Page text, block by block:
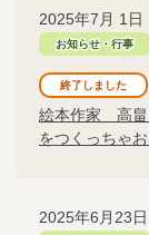
2025年7月 1日
お知らせ・行事
絵本作家 高畠
をつくっちゃお
終了しました
2025年6月23日